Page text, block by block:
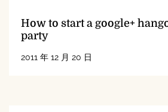
How to start a google+
party
2011 年 12 月 20 日